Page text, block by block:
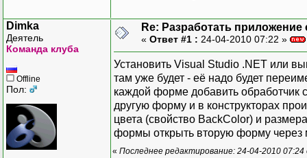
Dimka
Деятель
Команда клуба
Offline
Пол:
Re: Разработать
« Ответ #1 : 24-04-2010 07:22 »
Установить Visual Studio .NET или
там уже будет - её надо будет
каждой форме добавить
другую форму и в конструкторах
цвета (свойство BackColor) и
формы открыть вторую форму через
« Последнее редактирование: 24-04-2010